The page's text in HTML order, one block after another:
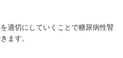
適切にしていくことで糖尿病性腎
ます。